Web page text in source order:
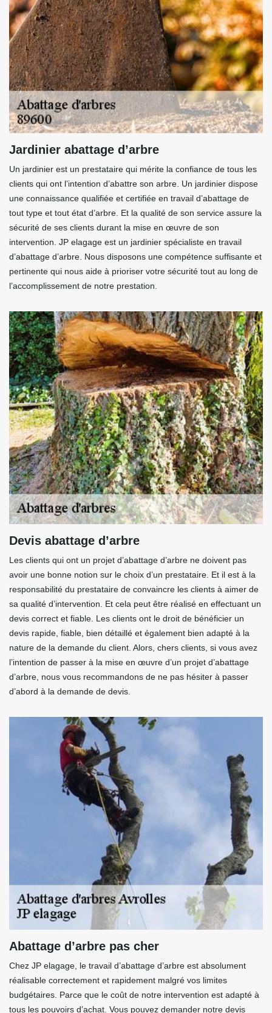
Jardinier abattage d’arbre
Un jardinier est un prestataire qui mérite la confiance de tous les
clients qui ont l’intention d’abattre son arbre. Un jardinier dispose
une connaissance qualifiée et certifiée en travail d’abattage de
tout type et tout état d’arbre. Et la qualité de son service assure la
sécurité de ses clients durant la mise en œuvre de son
intervention. JP elagage est un jardinier spécialiste en travail
d’abattage d’arbre. Nous disposons une compétence suffisante et
pertinente qui nous aide à prioriser votre sécurité tout au long de
l’accomplissement de notre prestation.
Devis abattage d’arbre
Les clients qui ont un projet d’abattage d’arbre ne doivent pas
avoir une bonne notion sur le choix d’un prestataire. Et il est à la
responsabilité du prestataire de convaincre les clients à aimer de
sa qualité d’intervention. Et cela peut être réalisé en effectuant un
devis correct et fiable. Les clients ont le droit de bénéficier un
devis rapide, fiable, bien détaillé et également bien adapté à la
nature de la demande du client. Alors, chers clients, si vous avez
l’intention de passer à la mise en œuvre d’un projet d’abattage
d’arbre, nous vous recommandons de ne pas hésiter à passer
d’abord à la demande de devis.
Abattage d’arbre pas cher
Chez JP elagage, le travail d’abattage d’arbre est absolument
réalisable correctement et rapidement malgré vos limites
budgétaires. Parce que le coût de notre intervention est adapté à
tous les pouvoirs d’achat. Vous pouvez demander notre devis